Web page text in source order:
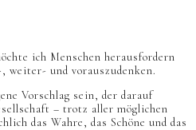
ich Menschen herausfordern
weiter- und vorauszudenken.
Vorschlag sein, der darauf
– trotz aller möglichen
das Wahre, das Schöne und das